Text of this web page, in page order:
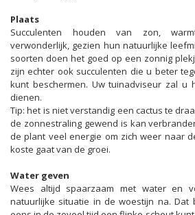
Plaats
Succulenten houden van zon,
verwonderlijk, gezien hun natuurlijke
soorten doen het goed op een zonnig
zijn echter ook succulenten die u beter
kunt beschermen. Uw tuinadviseur zal u
dienen.
Tip: het is niet verstandig een cactus te
de zonnestraling gewend is kan
de plant veel energie om zich weer naar
koste gaat van de groei.
Water geven
Wees altijd spaarzaam met water en
natuurlijke situatie in de woestijn na.